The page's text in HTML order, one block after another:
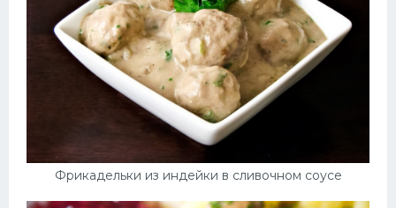
Фрикадельки из индейки в сливочном соусе